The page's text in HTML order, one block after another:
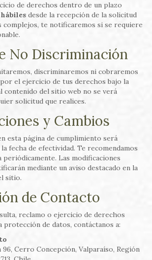
de derechos dentro de un plazo
hábiles desde la recepción de la solicitud
complejos, te notificaremos si se requiere
No Discriminación
discriminaremos ni cobraremos
el ejercicio de tus derechos bajo la
contenido del sitio web no se verá
solicitud que realices.
y Cambios
esta página de cumplimiento será
fecha de efectividad. Te recomendamos
periódicamente. Las modificaciones
mediante un aviso destacado en la
sitio.
de Contacto
reclamo o ejercicio de derechos
protección de datos, contáctanos a:
96, Cerro Concepción, Valparaíso, Región